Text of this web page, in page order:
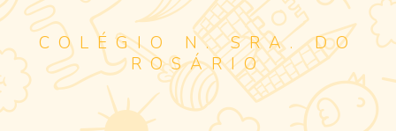
COLÉGIO N. SRA. DO
ROSÁRIO